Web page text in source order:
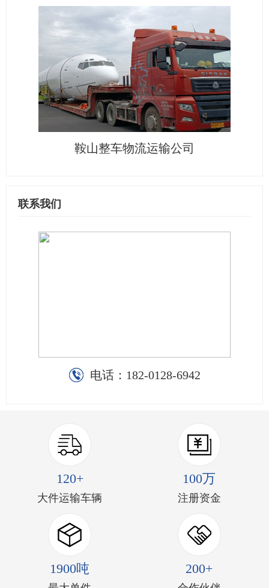
鞍山整车物流运输公司
联系我们
电话： 182-0128-6942
120+
大件运输车辆
100万
注册资金
1900吨 200+